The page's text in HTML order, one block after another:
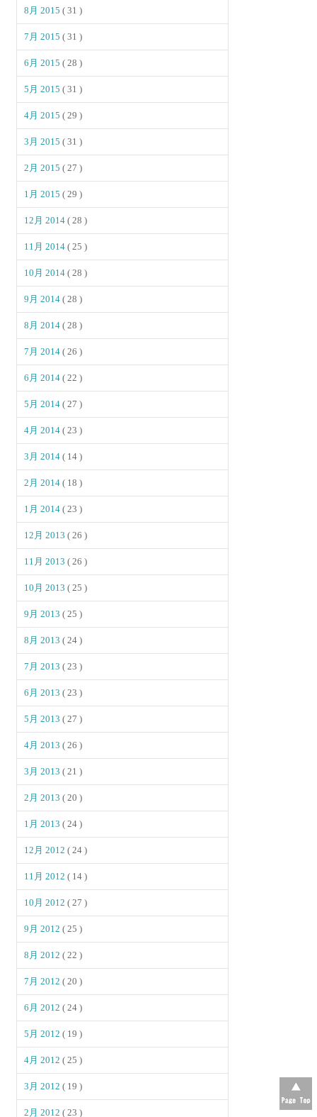
8月 2015( 31 )
7月 2015( 31 )
6月 2015( 28 )
5月 2015( 31 )
4月 2015( 29 )
3月 2015( 31 )
2月 2015( 27 )
1月 2015( 29 )
12月 2014( 28 )
11月 2014( 25 )
10月 2014( 28 )
9月 2014( 28 )
8月 2014( 28 )
7月 2014( 26 )
6月 2014( 22 )
5月 2014( 27 )
4月 2014( 23 )
3月 2014( 14 )
2月 2014( 18 )
1月 2014( 23 )
12月 2013( 26 )
11月 2013( 26 )
10月 2013( 25 )
9月 2013( 25 )
8月 2013( 24 )
7月 2013( 23 )
6月 2013( 23 )
5月 2013( 27 )
4月 2013( 26 )
3月 2013( 21 )
2月 2013( 20 )
1月 2013( 24 )
12月 2012( 24 )
11月 2012( 14 )
10月 2012( 27 )
9月 2012( 25 )
8月 2012( 22 )
7月 2012( 20 )
6月 2012( 24 )
5月 2012( 19 )
4月 2012( 25 )
3月 2012( 19 )
2月 2012( 23 )